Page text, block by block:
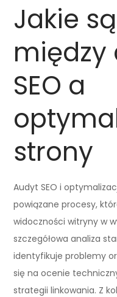
Jakie
między
SEO a
strony
Audyt SEO i
powiązane procesy,
widoczności witryny w
szczegółowa analiza
identyfikuje problemy
się na ocenie
strategii linkowania. Z